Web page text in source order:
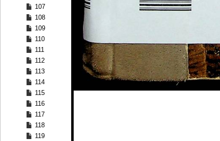
107
108
109
110
111
112
113
114
115
116
117
118
119